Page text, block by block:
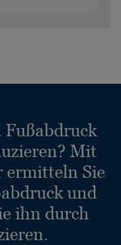
Fußabdruck
Mit
ermitteln Sie
und
ihn durch